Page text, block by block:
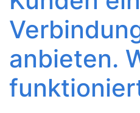
anbieten.